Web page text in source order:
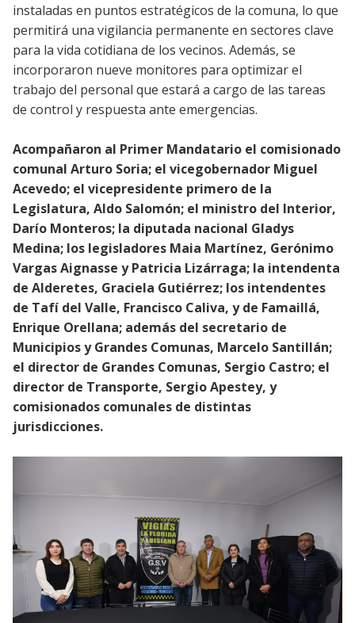
instaladas en puntos estratégicos de la comuna, lo que
permitirá una vigilancia permanente en sectores clave
para la vida cotidiana de los vecinos. Además, se
incorporaron nueve monitores para optimizar el
trabajo del personal que estará a cargo de las tareas
de control y respuesta ante emergencias.
Acompañaron al Primer Mandatario el comisionado
comunal Arturo Soria; el vicegobernador Miguel
Acevedo; el vicepresidente primero de la
Legislatura, Aldo Salomón; el ministro del Interior,
Darío Monteros; la diputada nacional Gladys
Medina; los legisladores Maia Martínez, Gerónimo
Vargas Aignasse y Patricia Lizárraga; la intendenta
de Alderetes, Graciela Gutiérrez; los intendentes
de Tafí del Valle, Francisco Caliva, y de Famaillá,
Enrique Orellana; además del secretario de
Municipios y Grandes Comunas, Marcelo Santillán;
el director de Grandes Comunas, Sergio Castro; el
director de Transporte, Sergio Apestey, y
comisionados comunales de distintas
jurisdicciones.